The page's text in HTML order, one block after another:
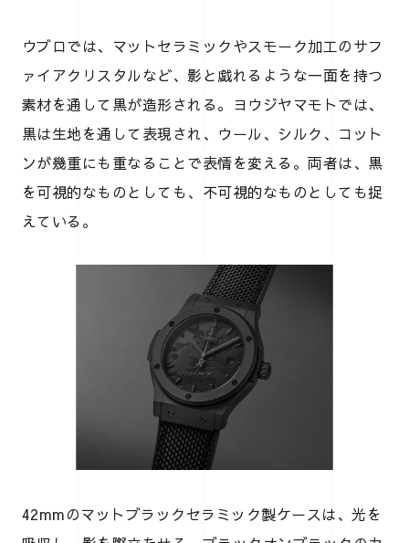
ウブロでは、マットセラミックやスモーク加工のサフ
ァイアクリスタルなど、影と戯れるような一面を持つ
素材を通して黒が造形される。ヨウジヤマモトでは、
黒は生地を通して表現され、ウール、シルク、コット
ンが幾重にも重なることで表情を変える。両者は、黒
を可視的なものとしても、不可視的なものとしても捉
えている。
42mmのマットブラックセラミック製ケースは、光を